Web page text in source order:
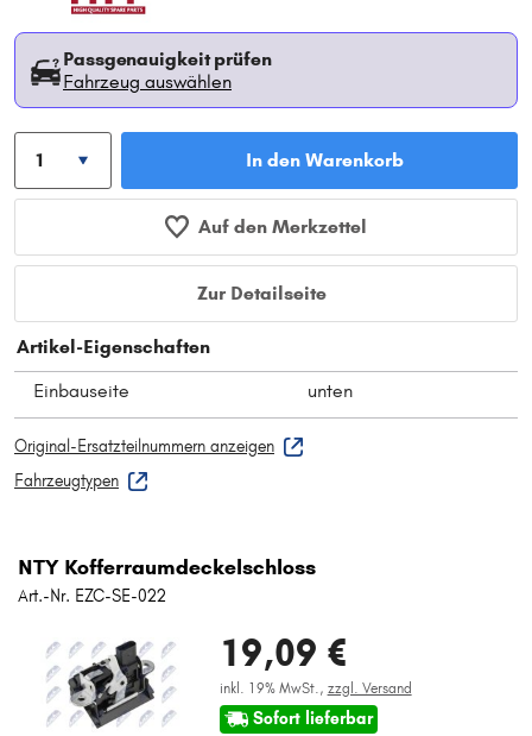
Passgenauigkeit prüfen
Fahrzeug auswählen
In den Warenkorb
Auf den Merkzettel
Zur Detailseite
Artikel-Eigenschaften
Einbauseite
unten
Original-Ersatzteilnummern anzeigen
Fahrzeugtypen
NTY Kofferraumdeckelschloss
Art.-Nr. EZC-SE-022
19,09 €
inkl. 19% MwSt., zzgl. Versand
Sofort lieferbar